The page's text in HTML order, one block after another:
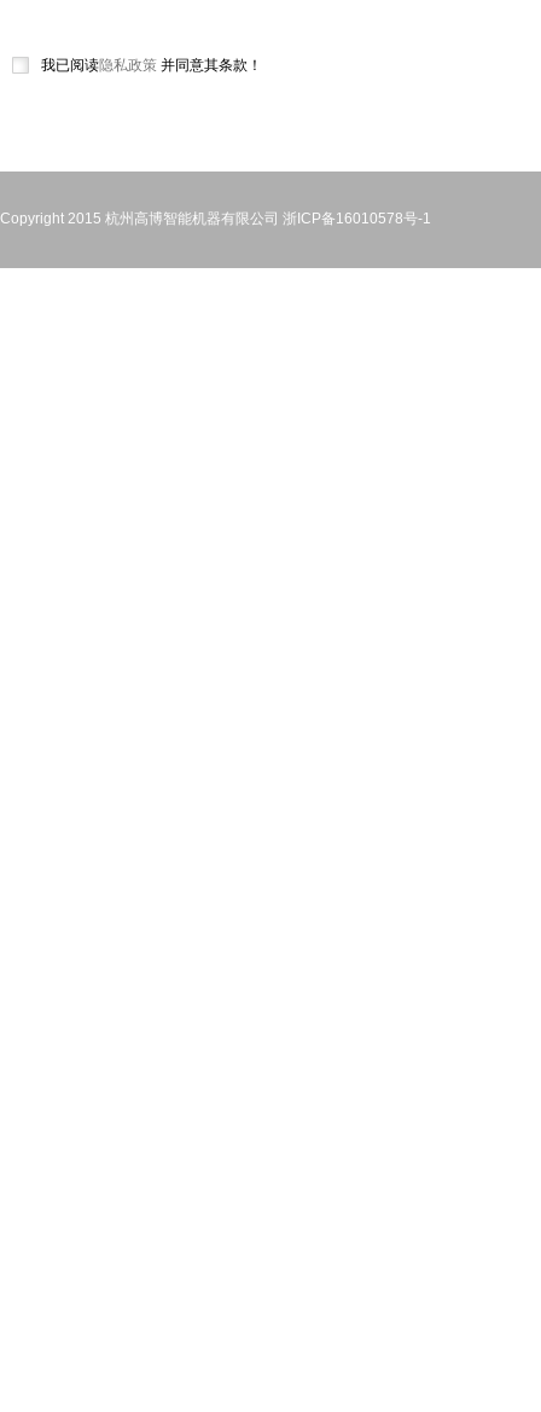
我已阅读隐私政策 并同意其条款！
Copyright 2015 杭州高博智能机器有限公司 浙ICP备16010578号-1